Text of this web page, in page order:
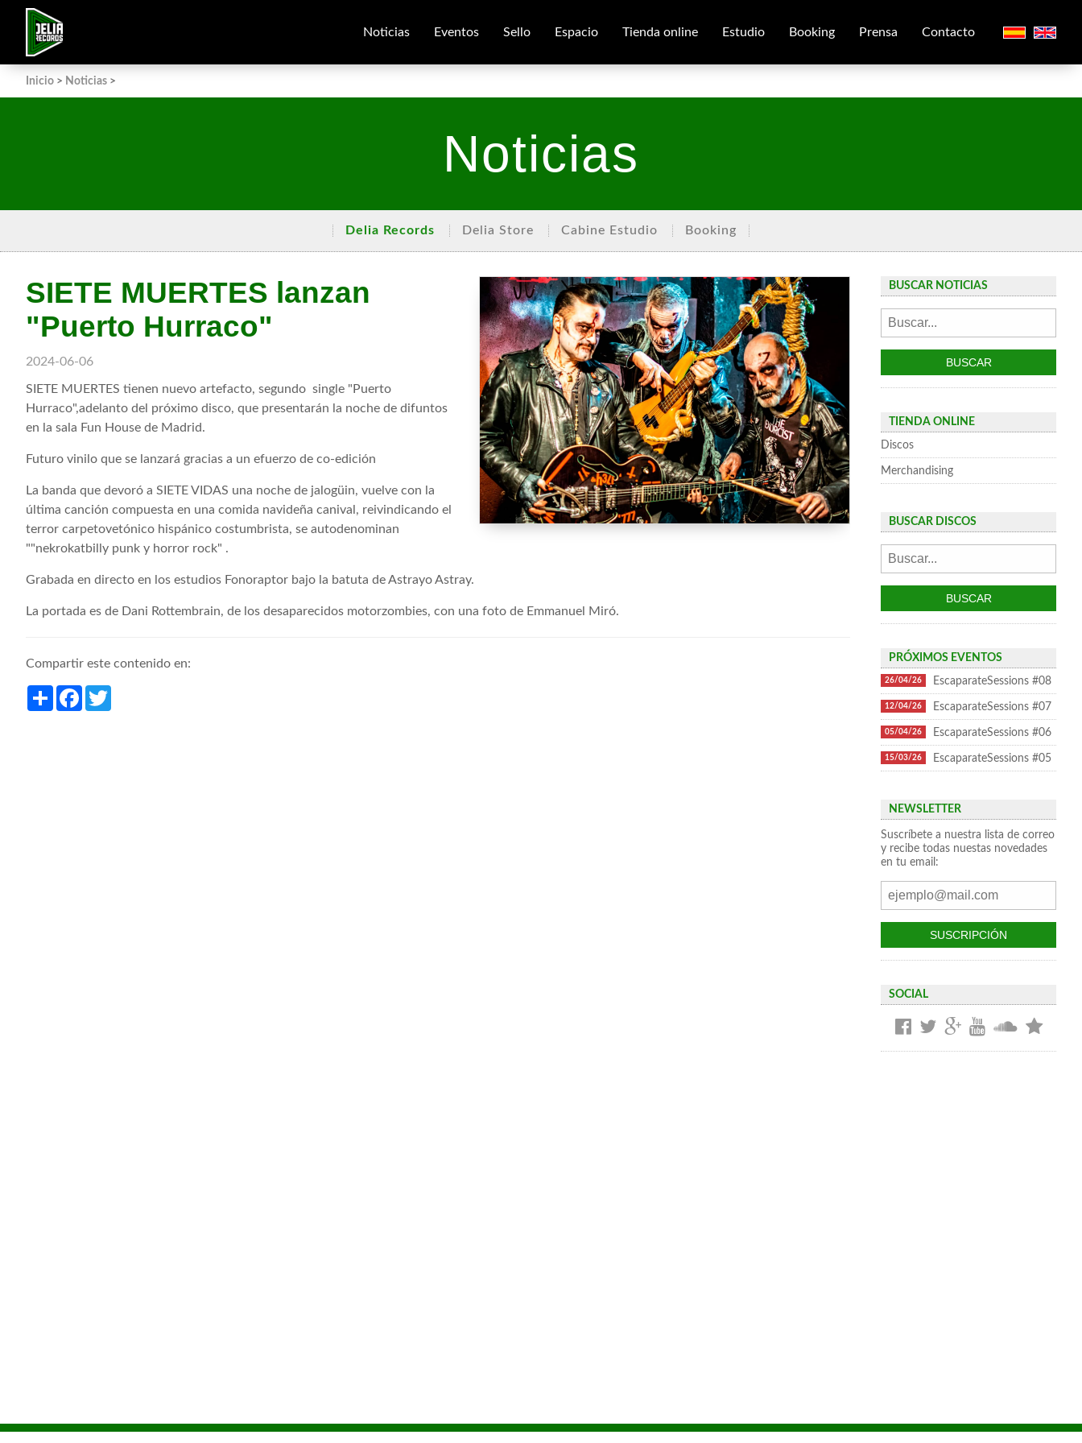
Noticias Eventos Sello Espacio Tienda online Estudio Booking Prensa Contacto
Inicio > Noticias >
Noticias
Delia Records Delia Store Cabine Estudio Booking
SIETE MUERTES lanzan
"Puerto Hurraco"
2024-06-06
SIETE MUERTES tienen nuevo artefacto, segundo single "Puerto
Hurraco",adelanto del próximo disco, que presentarán la noche de difuntos
en la sala Fun House de Madrid.
Futuro vinilo que se lanzará gracias a un efuerzo de co-edición
La banda que devoró a SIETE VIDAS una noche de jalogüin, vuelve con la
última canción compuesta en una comida navideña canival, reivindicando el
terror carpetovetónico hispánico costumbrista, se autodenominan
""nekrokatbilly punk y horror rock" .
Grabada en directo en los estudios Fonoraptor bajo la batuta de Astrayo Astray.
La portada es de Dani Rottembrain, de los desaparecidos motorzombies, con una foto de Emmanuel Miró.
Compartir este contenido en:
ShareFacebook
BUSCAR NOTICIAS
TIENDA ONLINE
Discos
Merchandising
BUSCAR DISCOS
PRÓXIMOS EVENTOS
26/04/26 EscaparateSessions #08
12/04/26 EscaparateSessions #07
05/04/26 EscaparateSessions #06
15/03/26 EscaparateSessions #05
NEWSLETTER
Suscríbete a nuestra lista de correo
y recibe todas nuestas novedades
en tu email:
SOCIAL